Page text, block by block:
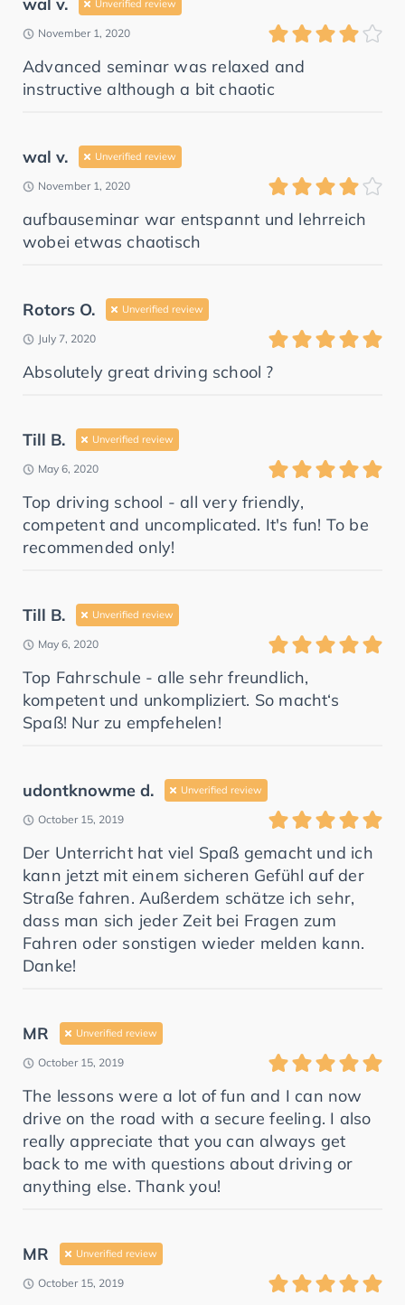
wal v. Unverified review
November 1, 2020
Advanced seminar was relaxed and
instructive although a bit chaotic
wal v. Unverified review
November 1, 2020
aufbauseminar war entspannt und lehrreich
wobei etwas chaotisch
Rotors O. Unverified review
July 7, 2020
Absolutely great driving school ?
Till B. Unverified review
May 6, 2020
Top driving school - all very friendly,
competent and uncomplicated. It's fun! To be
recommended only!
Till B. Unverified review
May 6, 2020
Top Fahrschule - alle sehr freundlich,
kompetent und unkompliziert. So macht‘s
Spaß! Nur zu empfehelen!
udontknowme d. Unverified review
October 15, 2019
Der Unterricht hat viel Spaß gemacht und ich
kann jetzt mit einem sicheren Gefühl auf der
Straße fahren. Außerdem schätze ich sehr,
dass man sich jeder Zeit bei Fragen zum
Fahren oder sonstigen wieder melden kann.
Danke!
MR Unverified review
October 15, 2019
The lessons were a lot of fun and I can now
drive on the road with a secure feeling. I also
really appreciate that you can always get
back to me with questions about driving or
anything else. Thank you!
MR Unverified review
October 15, 2019